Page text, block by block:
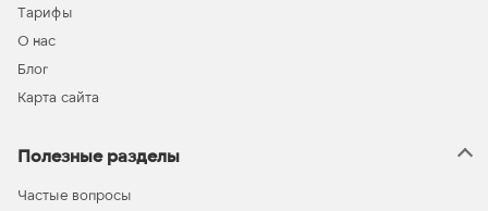
Тарифы
О нас
Блог
Карта сайта
Полезные разделы
Частые вопросы